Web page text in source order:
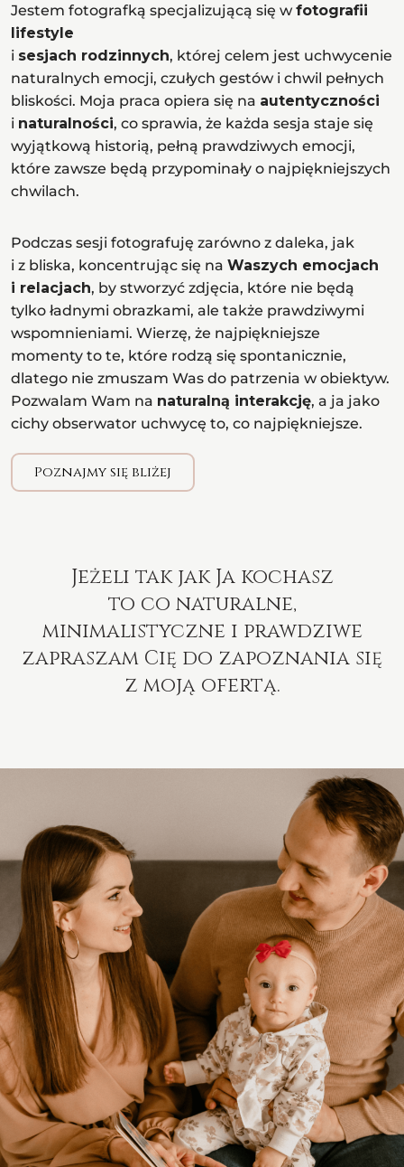
Jestem fotografką specjalizującą się w fotografii
lifestyle
i sesjach rodzinnych, której celem jest uchwycenie
naturalnych emocji, czułych gestów i chwil pełnych
bliskości. Moja praca opiera się na autentyczności
i naturalności, co sprawia, że każda sesja staje się
wyjątkową historią, pełną prawdziwych emocji,
które zawsze będą przypominały o najpiękniejszych
chwilach.
Podczas sesji fotografuję zarówno z daleka, jak
i z bliska, koncentrując się na Waszych emocjach
i relacjach, by stworzyć zdjęcia, które nie będą
tylko ładnymi obrazkami, ale także prawdziwymi
wspomnieniami. Wierzę, że najpiękniejsze
momenty to te, które rodzą się spontanicznie,
dlatego nie zmuszam Was do patrzenia w obiektyw.
Pozwalam Wam na naturalną interakcję, a ja jako
cichy obserwator uchwycę to, co najpiękniejsze.
Poznajmy się bliżej
Jeżeli tak jak Ja kochasz
to co naturalne,
minimalistyczne i prawdziwe
zapraszam Cię do zapoznania się
z moją ofertą.